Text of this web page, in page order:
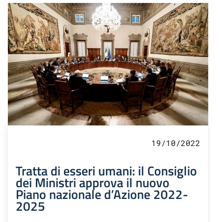
19/10/2022
Tratta di esseri umani: il Consiglio
dei Ministri approva il nuovo
Piano nazionale d’Azione 2022-
2025